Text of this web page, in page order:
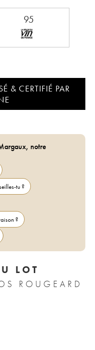
95
& CERTIFIÉ PAR
notre
tu ?
?
LOT
ROUGEARD